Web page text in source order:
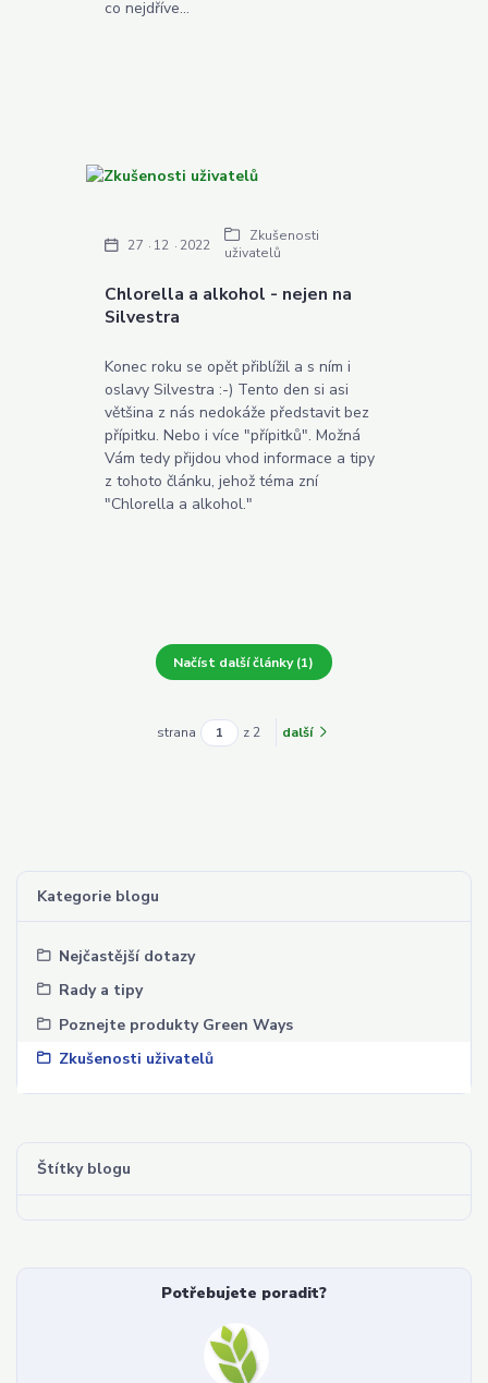
Kategorie blogu
Nejčastější dotazy
Rady a tipy
Poznejte produkty Green Ways
Zkušenosti uživatelů
Štítky blogu
Potřebujete poradit?
co nejdříve...
Chlorella a alkohol - nejen na
Silvestra
27 12 2022
Zkušenosti
uživatelů
Konec roku se opět přiblížil a s ním i
oslavy Silvestra :-) Tento den si asi
většina z nás nedokáže představit bez
přípitku. Nebo i více "přípitků". Možná
Vám tedy přijdou vhod informace a tipy
z tohoto článku, jehož téma zní
"Chlorella a alkohol."
Načíst další články (1)
strana z 2 další